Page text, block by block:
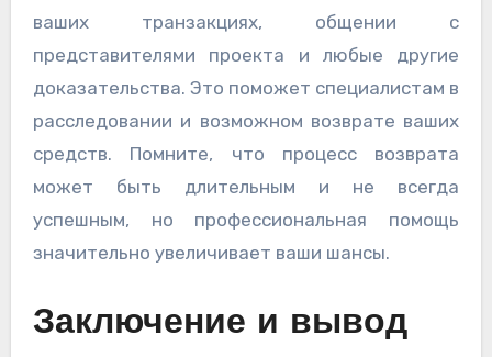
ваших транзакциях, общении с
представителями проекта и любые другие
доказательства. Это поможет специалистам в
расследовании и возможном возврате ваших
средств. Помните, что процесс возврата
может быть длительным и не всегда
успешным, но профессиональная помощь
значительно увеличивает ваши шансы.
Заключение и вывод